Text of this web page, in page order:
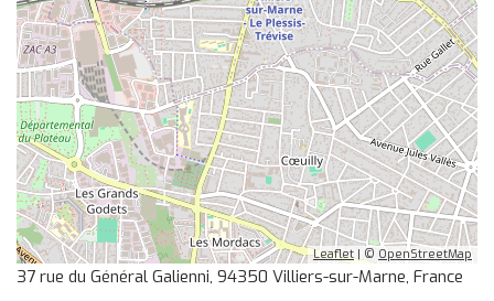
Leaflet| © OpenStreetMap
37 rue du Général Galienni, 94350 Villiers-sur-Marne, France